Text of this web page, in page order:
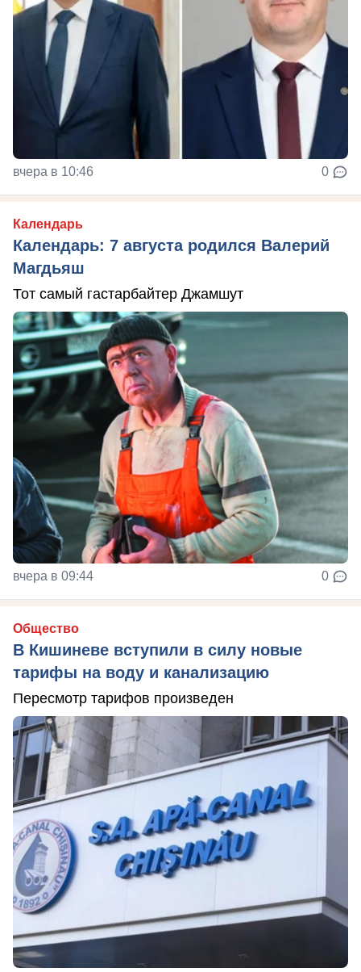
вчера в 10:46 0
Календарь
Календарь: 7 августа родился Валерий
Магдьяш
Тот самый гастарбайтер Джамшут
вчера в 09:44 0
Общество
В Кишиневе вступили в силу новые
тарифы на воду и канализацию
Пересмотр тарифов произведен